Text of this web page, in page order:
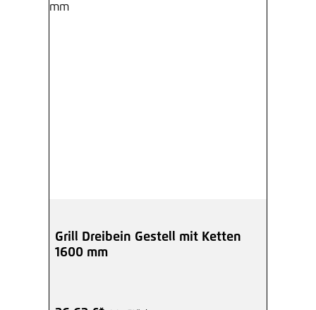
Grill Dreibein Gestell mit Ketten
1600 mm